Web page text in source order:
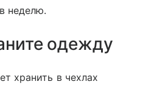
неделю.
одежду
хранить в чехлах